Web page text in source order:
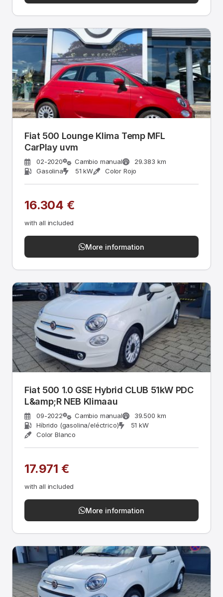
Fiat 500 Lounge Klima Temp MFL
CarPlay uvm
02-2020 Cambio manual
29.383 km
Gasolina
51 kW Color Rojo
16.304 €
with all included
More information
Fiat 500 1.0 GSE Hybrid CLUB 51kW PDC
L&amp;R NEB Klimaau
09-2022 Cambio manual
39.500 km
Híbrido (gasolina/eléctrico)
51 kW
Color Blanco
17.971 €
with all included
More information